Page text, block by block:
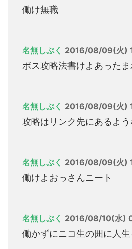
働け無職
名無しぷく 2016/08/09(火)
ボス攻略法書けよあったま
名無しぷく 2016/08/09(火)
攻略はリンク先にあるよう
名無しぷく 2016/08/09(火)
働けよおっさんニート
名無しぷく 2016/08/10(水)
働かずにニコ生の囲に人